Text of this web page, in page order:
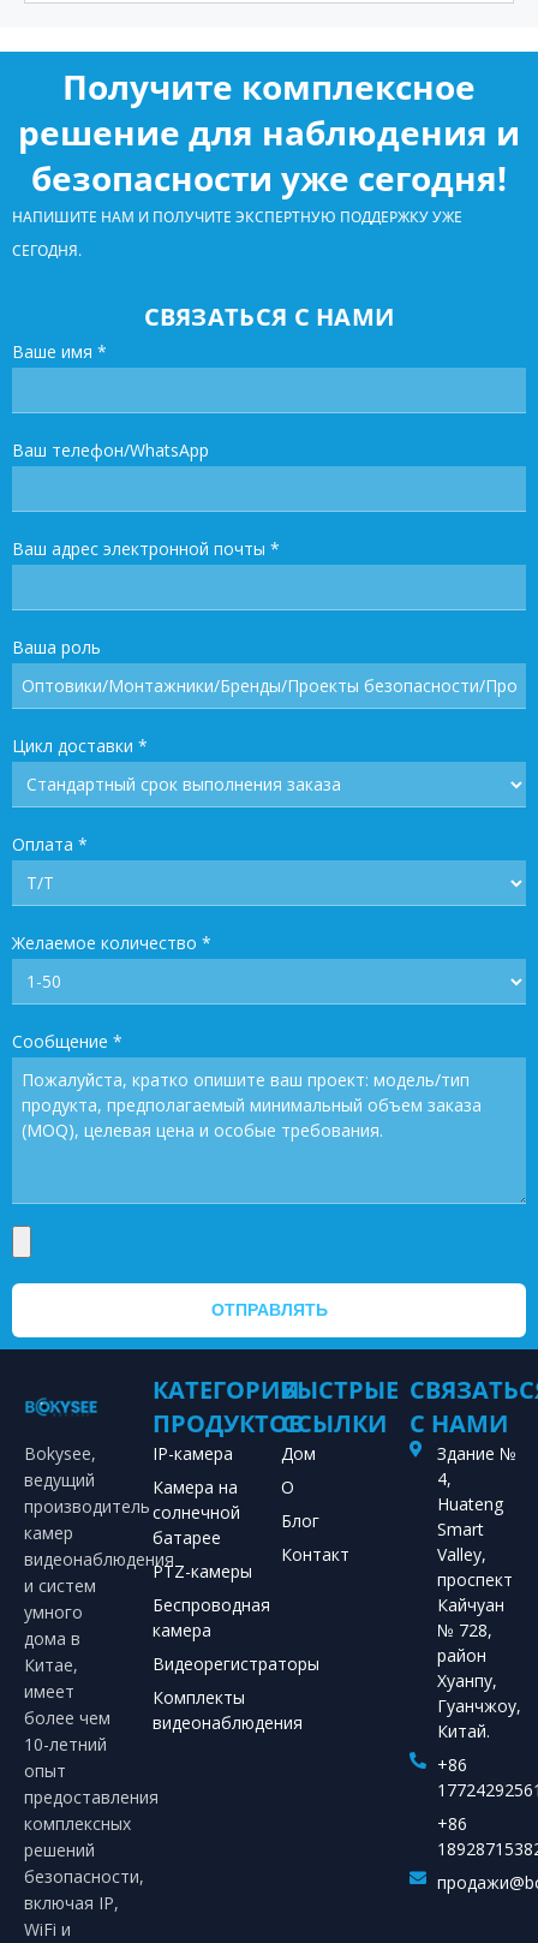
Получите комплексное
решение для наблюдения и
безопасности уже сегодня!
НАПИШИТЕ НАМ И ПОЛУЧИТЕ ЭКСПЕРТНУЮ ПОДДЕРЖКУ УЖЕ
СЕГОДНЯ.
СВЯЗАТЬСЯ С НАМИ
Ваше имя *
Ваш телефон/WhatsApp
Ваш адрес электронной почты *
Ваша роль
Цикл доставки *
Оплата *
Желаемое количество *
Сообщение *
ОТПРАВЛЯТЬ
Bokysee,
ведущий
производитель
камер
видеонаблюдения
и систем
умного
дома в
Китае,
имеет
более чем
10-летний
опыт
предоставления
комплексных
решений
безопасности,
включая IP,
WiFi и
КАТЕГОРИИ
ПРОДУКТОВ
IP-камера
Камера на
солнечной
батарее
PTZ-камеры
Беспроводная
камера
Видеорегистраторы
Комплекты
видеонаблюдения
БЫСТРЫЕ
ССЫЛКИ
Дом
О
Блог
Контакт
С НАМИ
Здание №
4,
Huateng
Smart
Valley,
проспект
Кайчуан
№ 728,
район
Хуанпу,
Гуанчжоу,
Китай.
+86
+86